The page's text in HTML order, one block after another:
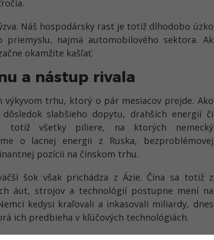
Náš hospodársky rast je totiž dlhodobo úzko
priemyslu, najmä automobilového sektora. Ak
okamžite kašľať.
a nástup rivala
výkyvom trhu, ktorý o pár mesiacov prejde. Ako
slabšieho dopytu, drahších energií či
totiž všetky piliere, na ktorých nemecký
o lacnej energii z Ruska, bezproblémovej
pozícii na čínskom trhu.
šok však prichádza z Ázie. Čína sa totiž z
áut, strojov a technológií postupne mení na
kedysi kraľovali a inkasovali miliardy, dnes
ich predbieha v kľúčových technológiách.